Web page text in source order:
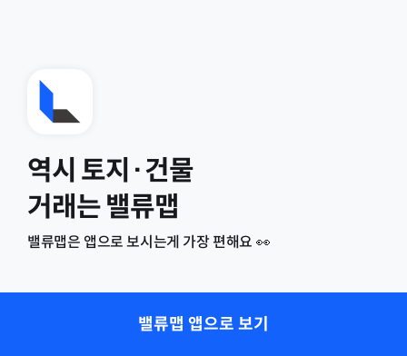
역시 토지·건물
거래는 밸류맵
밸류맵은 앱으로 보시는게 가장 편해요 👀
밸류맵 앱으로 보기